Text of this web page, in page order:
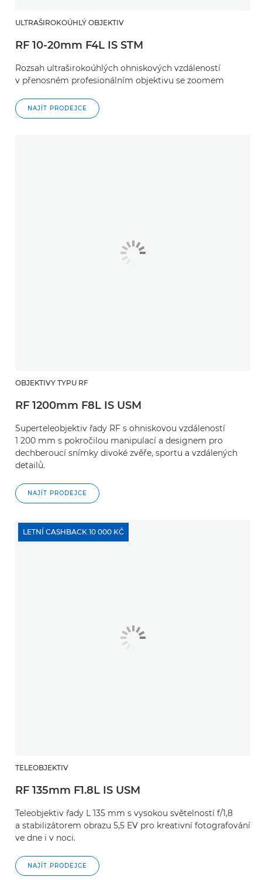
ULTRAŠIROKOÚHLÝ OBJEKTIV
RF 10-20mm F4L IS STM
Rozsah ultraširokoúhlých ohniskových vzdáleností
v přenosném profesionálním objektivu se zoomem
NAJÍT PRODEJCE
OBJEKTIVY TYPU RF
RF 1200mm F8L IS USM
Superteleobjektiv řady RF s ohniskovou vzdáleností
1 200 mm s pokročilou manipulací a designem pro
dechberoucí snímky divoké zvěře, sportu a vzdálených
detailů.
NAJÍT PRODEJCE
LETNÍ CASHBACK 10 000 KČ
TELEOBJEKTIV
RF 135mm F1.8L IS USM
Teleobjektiv řady L 135 mm s vysokou světelností f/1,8
a stabilizátorem obrazu 5,5 EV pro kreativní fotografování
ve dne i v noci.
NAJÍT PRODEJCE